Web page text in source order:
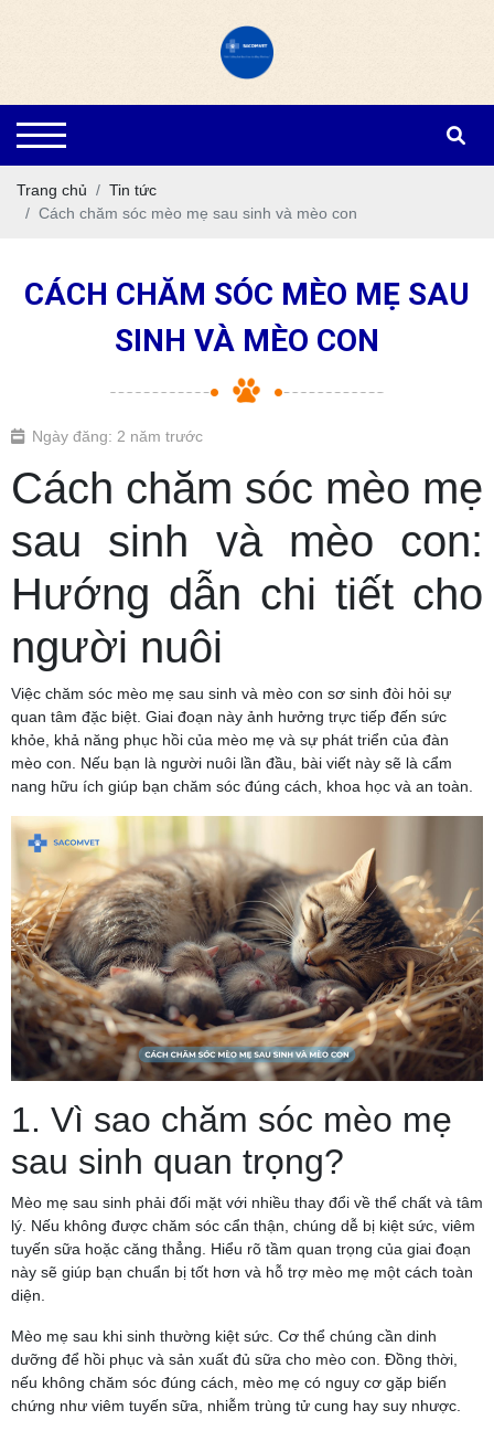
Trang chủ
Tin tức
Cách chăm sóc mèo mẹ sau sinh và mèo con
CÁCH CHĂM SÓC MÈO MẸ SAU
SINH VÀ MÈO CON
Ngày đăng: 2 năm trước
Cách chăm sóc mèo mẹ
sau sinh và mèo con:
Hướng dẫn chi tiết cho
người nuôi
Việc chăm sóc mèo mẹ sau sinh và mèo con sơ sinh đòi hỏi sự
quan tâm đặc biệt. Giai đoạn này ảnh hưởng trực tiếp đến sức
khỏe, khả năng phục hồi của mèo mẹ và sự phát triển của đàn
mèo con. Nếu bạn là người nuôi lần đầu, bài viết này sẽ là cẩm
nang hữu ích giúp bạn chăm sóc đúng cách, khoa học và an toàn.
1. Vì sao chăm sóc mèo mẹ
sau sinh quan trọng?
Mèo mẹ sau sinh phải đối mặt với nhiều thay đổi về thể chất và tâm
lý. Nếu không được chăm sóc cẩn thận, chúng dễ bị kiệt sức, viêm
tuyến sữa hoặc căng thẳng. Hiểu rõ tầm quan trọng của giai đoạn
này sẽ giúp bạn chuẩn bị tốt hơn và hỗ trợ mèo mẹ một cách toàn
diện.
Mèo mẹ sau khi sinh thường kiệt sức. Cơ thể chúng cần dinh
dưỡng để hồi phục và sản xuất đủ sữa cho mèo con. Đồng thời,
nếu không chăm sóc đúng cách, mèo mẹ có nguy cơ gặp biến
chứng như viêm tuyến sữa, nhiễm trùng tử cung hay suy nhược.